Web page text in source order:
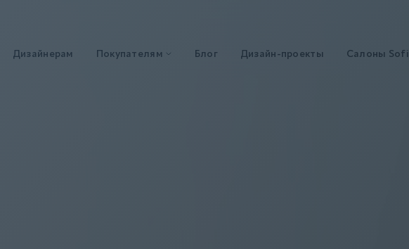
Дизайнерам Покупателям Блог Дизайн-проекты Салоны